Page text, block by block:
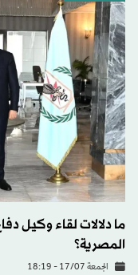
ما دلالات لقاء وكيل
المصرية؟
الجمعة 17/07 - 18:19